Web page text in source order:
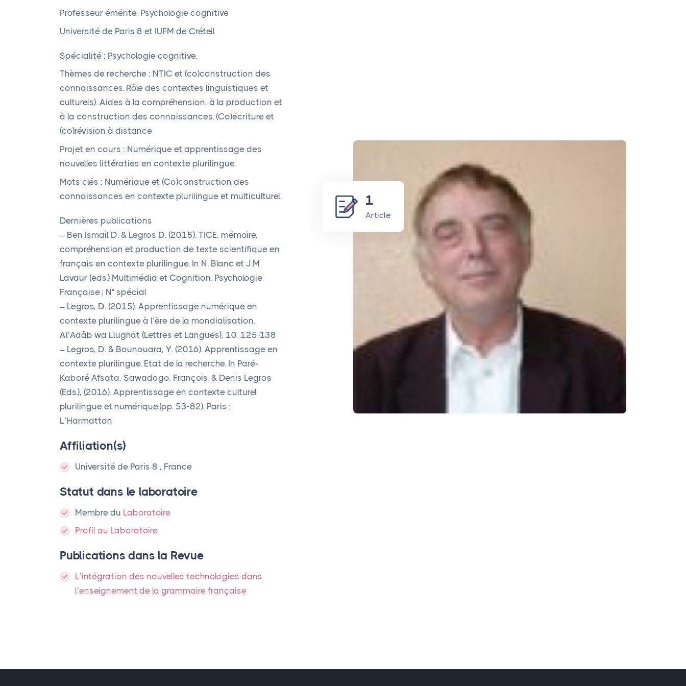
1
Article
Professeur émérite, Psychologie cognitive
Université de Paris 8 et IUFM de Créteil
Spécialité : Psychologie cognitive.
Thèmes de recherche : NTIC et (co)construction des
connaissances. Rôle des contextes linguistiques et
culturels). Aides à la compréhension, à la production et
à la construction des connaissances. (Co)écriture et
(co)révision à distance
Projet en cours : Numérique et apprentissage des
nouvelles littératies en contexte plurilingue.
Mots clés : Numérique et (Co)construction des
connaissances en contexte plurilingue et multiculturel.
Dernières publications
Ben Ismail D. & Legros D. (2015). TICE, mémoire,
compréhension et production de texte scientifique en
français en contexte plurilingue. In N. Blanc et J.M
Lavaur (eds.) Multimédia et Cognition. Psychologie
Française ; N° spécial
Legros, D. (2015). Apprentissage numérique en
contexte plurilingue à l’ère de la mondialisation.
Al’Adâb wa Llughât (Lettres et Langues), 10, 125-138
Legros, D. & Bounouara, Y. (2016). Apprentissage en
contexte plurilingue. Etat de la recherche. In Paré-
Kaboré Afsata, Sawadogo, François, & Denis Legros
(Eds.), (2016). Apprentissage en contexte culturel
plurilingue et numérique.(pp. 53-82). Paris :
L’Harmattan
Affiliation(s)
Université de Paris 8 , France
Statut dans le laboratoire
Membre du Laboratoire
Profil au Laboratoire
Publications dans la Revue
L’intégration des nouvelles technologies dans
l’enseignement de la grammaire française